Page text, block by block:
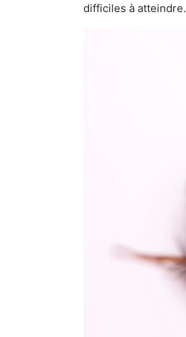
difficiles à atteindre.